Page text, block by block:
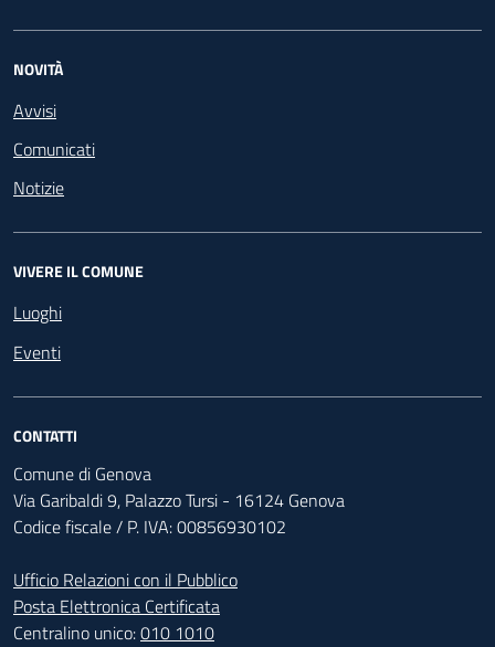
NOVITÀ
Avvisi
Comunicati
Notizie
VIVERE IL COMUNE
Luoghi
Eventi
CONTATTI
Comune di Genova
Via Garibaldi 9, Palazzo Tursi - 16124 Genova
Codice fiscale / P. IVA: 00856930102
Ufficio Relazioni con il Pubblico
Posta Elettronica Certificata
Centralino unico:010 1010